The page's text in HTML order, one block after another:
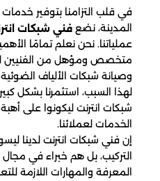
في قلب التزامنا بتوفير
المدينة، نضع فني شبكات
عملياتنا. نحن نعلم تمامًا
متخصص ومؤهل من الفنيين
وصيانة شبكات الألياف الضوئية
لهذا السبب، استثمرنا بشكل
شبكات انترنت ليكونوا على
الخدمات لعملائنا.
إن فني شبكات انترنت لدينا
التركيب، بل هم خبراء في مجال
المعرفة والمهارات اللازمة